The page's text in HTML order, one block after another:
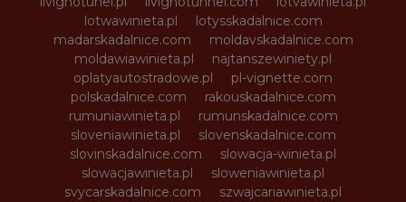
lotwawinieta.pl
lotysskadalnice.com
madarskadalnice.com
moldavskadalnice.com
moldawiawinieta.pl
najtanszewiniety.pl
oplatyautostradowe.pl
pl-vignette.com
polskadalnice.com
rakouskadalnice.com
rumuniawinieta.pl
rumunskadalnice.com
sloveniawinieta.pl
slovenskadalnice.com
slovinskadalnice.com
slowacja-winieta.pl
slowacjawinieta.pl
sloweniawinieta.pl
svycarskadalnice.com
szwajcariawinieta.pl